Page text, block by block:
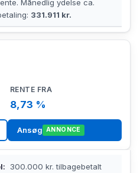
Månedlig ydelse ca.
331.911 kr.
8,73 %
Ansøg ANNONCE
300.000 kr. tilbagebetalt